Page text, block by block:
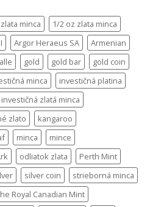
minca
1/2 oz zlata minca
Argor Heraeus SA
Armenian
gold gold bar
gold coin
minca
investičná platina
investičná zlatá minca
zlato
kangaroo
minca
mince
odliatok zlata
Perth Mint
silver coin
strieborná minca
Royal Canadian Mint